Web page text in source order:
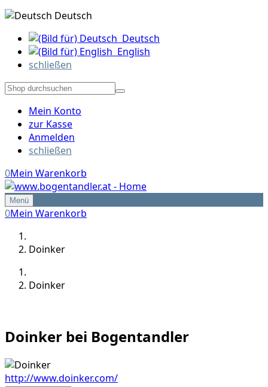
Deutsch
Deutsch
English
schließen
Mein Konto
zur Kasse
Anmelden
schließen
0Mein Warenkorb
Menü
0Mein Warenkorb
Doinker
Doinker
Doinker bei Bogentandler
http://www.doinker.com/